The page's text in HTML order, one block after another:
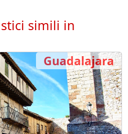
simili in
Guadalajara